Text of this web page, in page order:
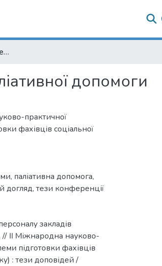
Проблеми підготовки персоналу закладів паліативної допомоги
допомоги
практичної
фахівців соціальної
, паліативна допомога,
догляд, тези конференції
закладів
ІІ Міжнародна науково-
підготовки фахівців
: тези доповідей /